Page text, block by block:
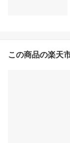
この商品の楽天